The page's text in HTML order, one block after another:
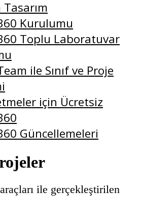
Kurulumu
Toplu Laboratuvar
ile Sınıf ve Proje
için Ücretsiz
Güncellemeleri
ile gerçekleştirilen